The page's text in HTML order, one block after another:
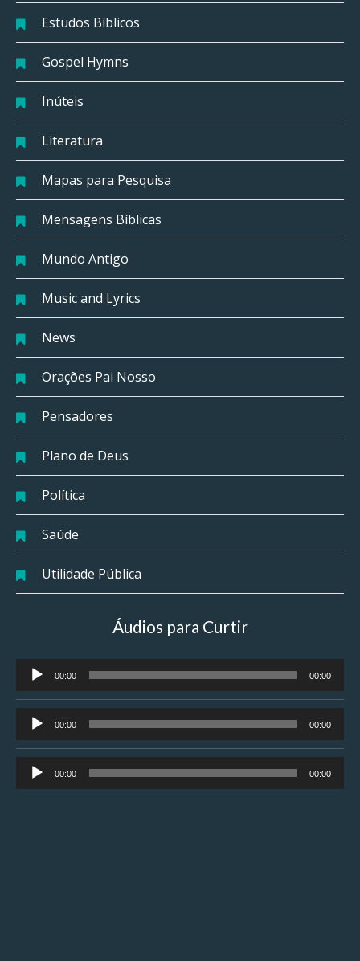
Estudos Bíblicos
Gospel Hymns
Inúteis
Literatura
Mapas para Pesquisa
Mensagens Bíblicas
Mundo Antigo
Music and Lyrics
News
Orações Pai Nosso
Pensadores
Plano de Deus
Política
Saúde
Utilidade Pública
Áudios para Curtir
Tocador
de
áudio
00:00 00:00
Tocador
de
áudio
00:00 00:00
Tocador
de
00:00 00:00